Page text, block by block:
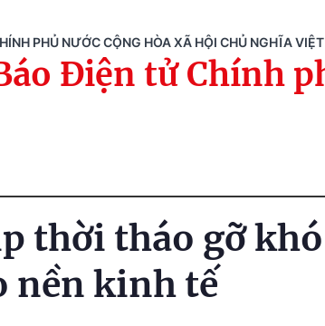
PHỦ NƯỚC CỘNG HÒA XÃ HỘI CHỦ NGHĨA
Điện tử Chính
thời tháo gỡ
nền kinh tế